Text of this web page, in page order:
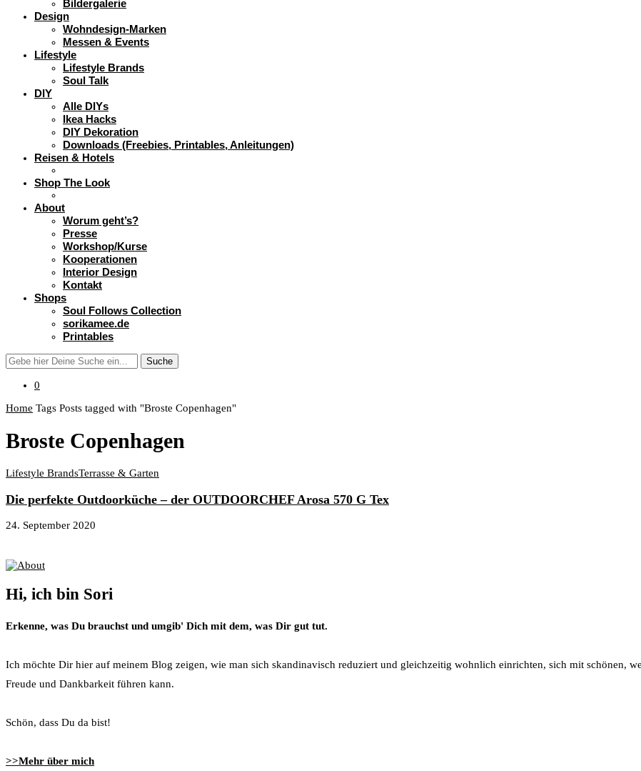
Bildergalerie
Design
Wohndesign-Marken
Messen & Events
Lifestyle
Lifestyle Brands
Soul Talk
DIY
Alle DIYs
Ikea Hacks
DIY Dekoration
Downloads (Freebies, Printables, Anleitungen)
Reisen & Hotels
Shop The Look
About
Worum geht’s?
Presse
Workshop/Kurse
Kooperationen
Interior Design
Kontakt
Shops
Soul Follows Collection
sorikamee.de
Printables
Suche
0
Home Tags Posts tagged with "Broste Copenhagen"
Broste Copenhagen
Lifestyle BrandsTerrasse & Garten
Die perfekte Outdoorküche – der OUTDOORCHEF Arosa 570 G Tex
24. September 2020
Hi, ich bin Sori
Erkenne, was Du brauchst und umgib' Dich mit dem, was Dir gut tut.
Ich möchte Dir hier auf meinem Blog zeigen, wie man sich skandinavisch reduziert und gleichzeitig wohnlich einrichten, sich mit schönen,
Freude und Dankbarkeit führen kann.
Schön, dass Du da bist!
>>Mehr über mich